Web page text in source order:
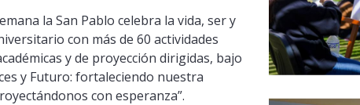
la San Pablo celebra la vida, ser y
con más de 60 actividades
y de proyección dirigidas, bajo
y Futuro: fortaleciendo nuestra
con esperanza”.